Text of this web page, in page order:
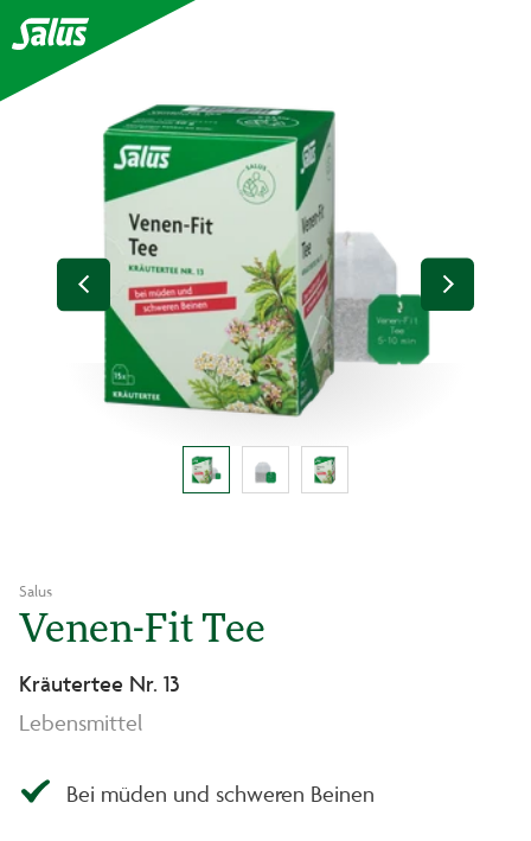
Salus
Venen-Fit Tee
Kräutertee Nr. 13
Lebensmittel
Bei müden und schweren Beinen